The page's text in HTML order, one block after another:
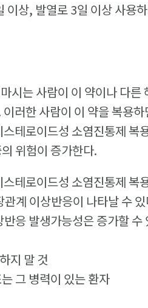
이상, 발열로 3일 이상 사용
시는 사람이 이 약이나 다
러한 사람이 이 약을 복용
테로이드성 소염진통제 복
위험이 증가한다.
테로이드성 소염진통제 복
계 이상반응이 나타날 수
응 발생가능성은 증가할 수
지 말 것
그 병력이 있는 환자